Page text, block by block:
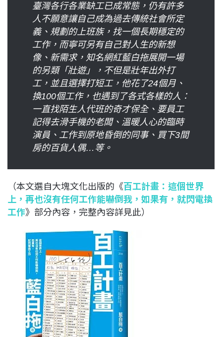
d
s
d
I
n
i
n
k
臺灣各行各業缺工已成常態，仍有許多
人不願意讓自己成為過去傳統社會所定
義、規劃的上班族，找一個長期穩定的
工作，而寧可另有自己對人生的新想
像、新需求，知名網紅藍白拖展開一場
的另類「壯遊」，不但是壯年出外打
工，並且選擇打短工，他花了24個月、
換100個工作，也遇到了各式各樣的人：
一直找陌生人代班的奇才保全、要員工
記得去滑手機的老闆、溫暖人心的臨時
演員、工作到原地昏倒的同事、買下3間
房的百貨人偶…等。
（本文選自大塊文化出版的《百工計畫：這個世界
上，再也沒有任何工作能嚇倒我，如果有，就閃電換
工作》部分內容，完整內容詳見此）